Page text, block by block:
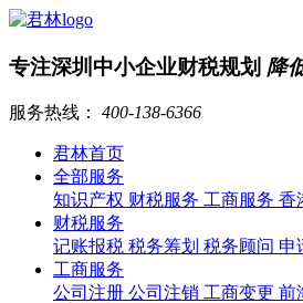
专注深圳中小企业财税规划 降
服务热线： 400-138-6366
君林首页
全部服务
知识产权 财税服务 工商服务 香
财税服务
记账报税 税务筹划 税务顾问 申
工商服务
公司注册 公司注销 工商变更 前